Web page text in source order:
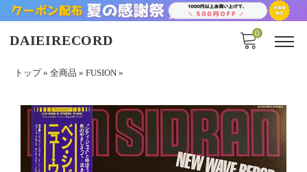
DAIEIRECORD 0
トップ» 全商品 » FUSION »